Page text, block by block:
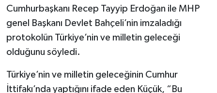
Cumhurbaşkanı Recep Tayyip Erdoğan ile MHP
genel Başkanı Devlet Bahçeli’nin imzaladığı
protokolün Türkiye’nin ve milletin geleceği
olduğunu söyledi.
Türkiye’nin ve milletin geleceğinin Cumhur
İttifakı’nda yaptığını ifade eden Küçük, “Bu